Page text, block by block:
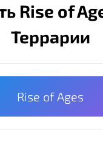
Rise of
Террарии
Rise of Ages